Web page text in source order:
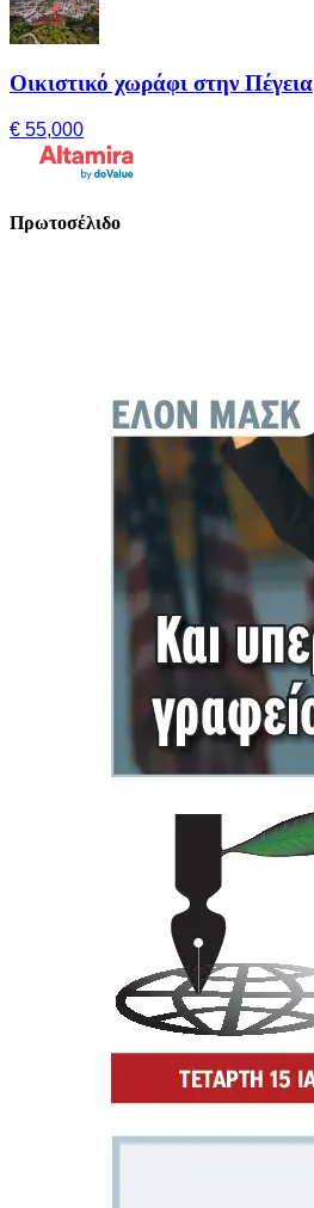
Οικιστικό χωράφι στην Πέγεια
€ 55,000
Πρωτοσέλιδο